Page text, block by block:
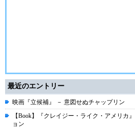
最近のエントリー
映画『立候補』 － 意図せぬチャップリン
【Book】『クレイジー・ライク・アメリカ
ョン